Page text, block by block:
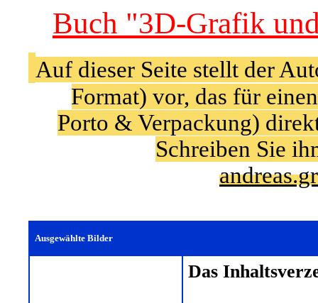
Buch "3D-Grafik
Auf dieser Seite stellt der
Format) vor, das für
Porto & Verpackung)
Schreiben Sie
Ausgewählte Bilder
Das